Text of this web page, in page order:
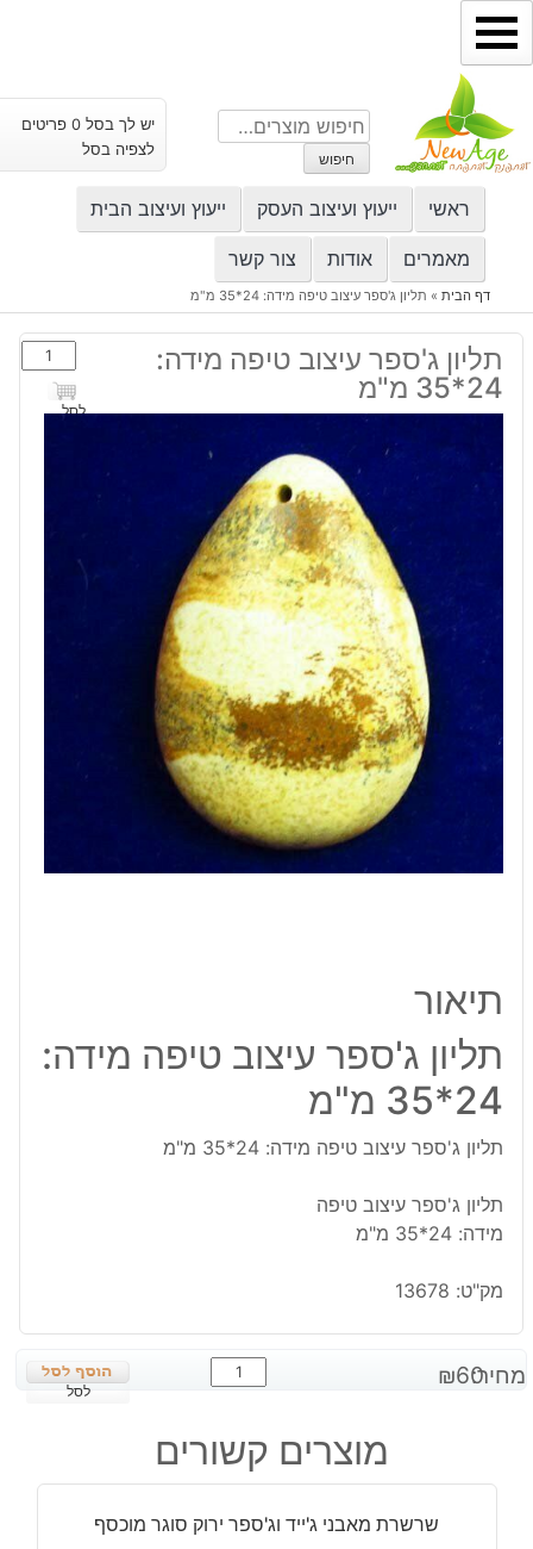
דילוג
לתוכן
חיפוש
עבור:
חיפוש
יש לך בסל 0 פריטים
לצפיה בסל
ראשי ייעוץ ועיצוב העסק ייעוץ ועיצוב הבית
מאמרים אודות צור קשר
דף הבית» תליון ג'ספר עיצוב טיפה מידה: 24*35 מ"מ
תליון ג'ספר עיצוב טיפה מידה:
24*35 מ"מ
כמות
של
תליון
לסל
תיאור
תליון ג'ספר עיצוב טיפה מידה:
24*35 מ"מ
תליון ג'ספר עיצוב טיפה מידה: 24*35 מ"מ
תליון ג'ספר עיצוב טיפה
מידה: 24*35 מ"מ
מק"ט: 13678
מחיר: ₪60
כמות
של
ג'ספר
עיצוב
מידה:
לסל
מוצרים קשורים
שרשרת מאבני ג'ייד וג'ספר ירוק סוגר מוכסף